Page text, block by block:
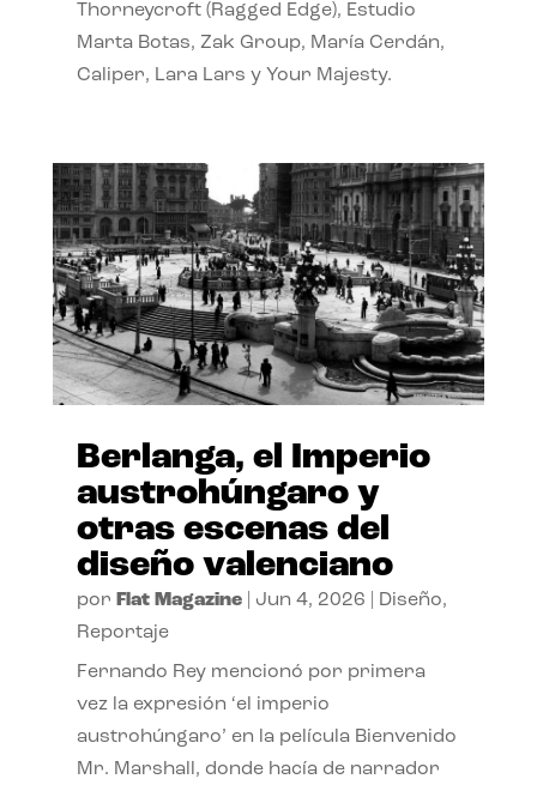
Thorneycroft (Ragged Edge), Estudio
Marta Botas, Zak Group, María Cerdán,
Caliper, Lara Lars y Your Majesty.
Berlanga, el Imperio
austrohúngaro y
otras escenas del
diseño valenciano
por Flat Magazine| Jun 4, 2026 Diseño,
Reportaje
Fernando Rey mencionó por primera
vez la expresión ‘el imperio
austrohúngaro’ en la película Bienvenido
Mr. Marshall, donde hacía de narrador